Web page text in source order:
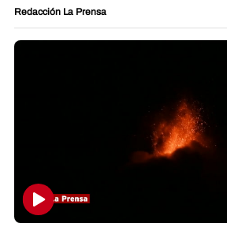
Redacción La Prensa